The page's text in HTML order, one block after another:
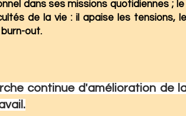
dans ses missions quotidiennes ;
de la vie : il apaise les tensions,
out.
continue d'amélioration de